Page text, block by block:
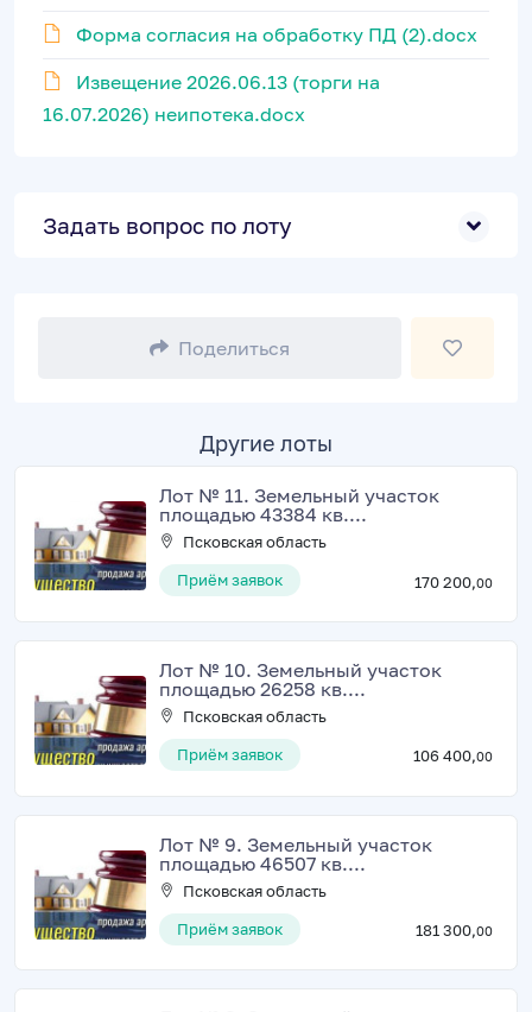
Форма согласия на обработку ПД (2).docx
Извещение 2026.06.13 (торги на
16.07.2026) неипотека.docx
Задать вопрос по лоту
Поделиться
Другие лоты
Лот № 11. Земельный участок
площадью 43384 кв....
Псковская область
Приём заявок
170 200,00
Лот № 10. Земельный участок
площадью 26258 кв....
Псковская область
Приём заявок
106 400,00
Лот № 9. Земельный участок
площадью 46507 кв....
Псковская область
Приём заявок
181 300,00